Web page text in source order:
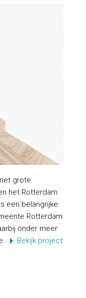
grote
het Rotterdam
een belangrijke
Rotterdam
onder meer
Bekijk project